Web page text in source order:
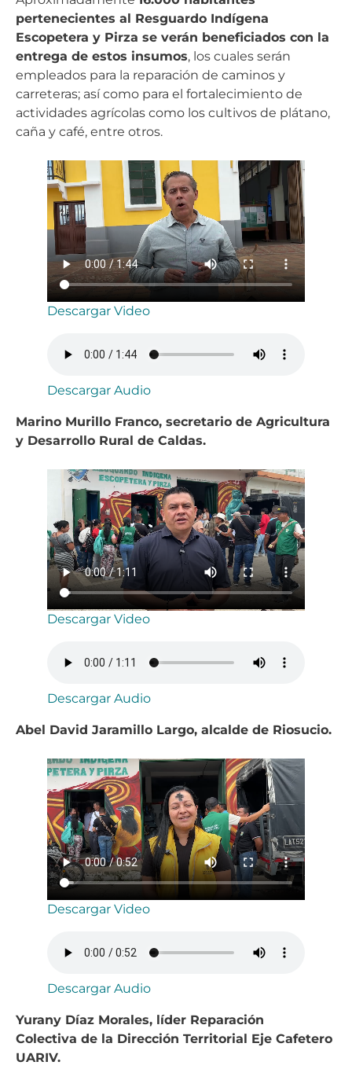
pertenecientes al Resguardo Indígena
Escopetera y Pirza se verán beneficiados con la
entrega de estos insumos, los cuales serán
empleados para la reparación de caminos y
carreteras; así como para el fortalecimiento de
actividades agrícolas como los cultivos de plátano,
caña y café, entre otros.
Descargar Video
Descargar Audio
Marino Murillo Franco, secretario de Agricultura
y Desarrollo Rural de Caldas.
Descargar Video
Descargar Audio
Abel David Jaramillo Largo, alcalde de Riosucio.
Descargar Video
Descargar Audio
Yurany Díaz Morales, líder Reparación
Colectiva de la Dirección Territorial Eje Cafetero
UARIV.